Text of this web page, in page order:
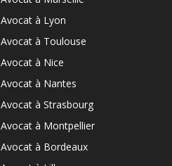
Avocat à Lyon
Avocat à Toulouse
Avocat à Nice
Avocat à Nantes
Avocat à Strasbourg
Avocat à Montpellier
Avocat à Bordeaux